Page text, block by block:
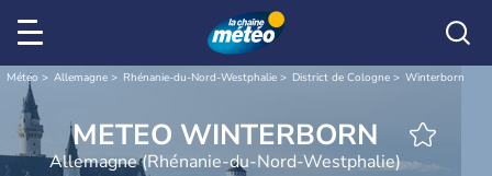
Météo Allemagne Rhénanie-du-Nord-Westphalie District de Cologne Winterborn
METEO WINTERBORN
Allemagne (Rhénanie-du-Nord-Westphalie)